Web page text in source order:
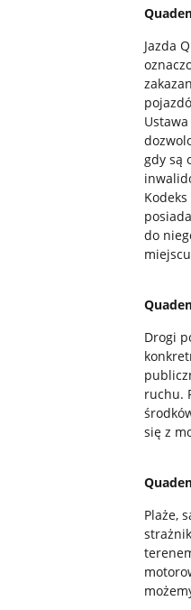
Jazda
gdy są
do
Drogi
ruchu.
się z
Plaże,